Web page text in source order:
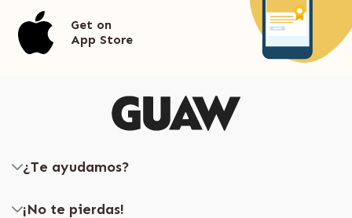
Get on
App Store
¿Te ayudamos?
¡No te pierdas!